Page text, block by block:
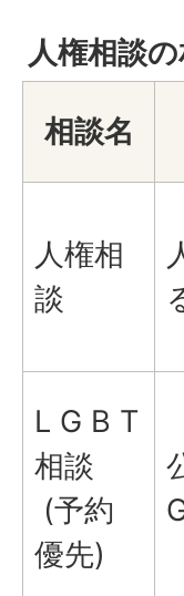
人権相談
相談名
人権相
談
L G B T
相談
(予約
優先)